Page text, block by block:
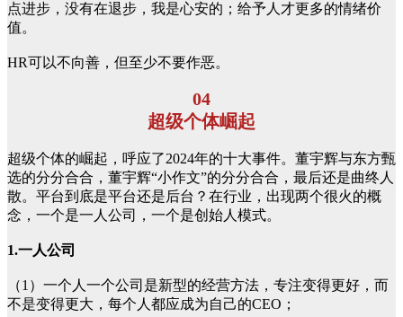
点进步，没有在退步，我是心安的；给予人才更多的情绪价
值。
HR可以不向善，但至少不要作恶。
04
超级个体崛起
超级个体的崛起，呼应了2024年的十大事件。董宇辉与东方甄
选的分分合合，董宇辉“小作文”的分分合合，最后还是曲终人
散。平台到底是平台还是后台？在行业，出现两个很火的概
念，一个是一人公司，一个是创始人模式。
1.一人公司
（1）一个人一个公司是新型的经营方法，专注变得更好，而
不是变得更大，每个人都应成为自己的CEO；